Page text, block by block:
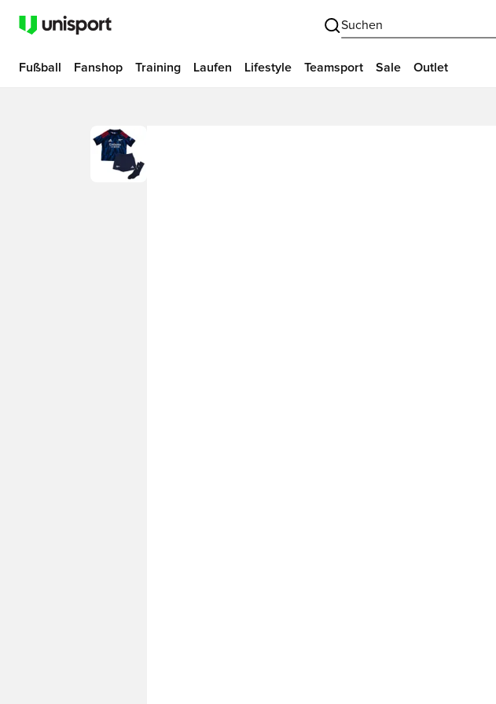
Suchen
Fußball Fanshop Training Laufen Lifestyle Teamsport Sale Outlet